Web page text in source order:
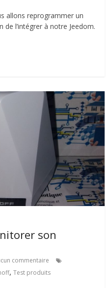
allons reprogrammer un
l’intégrer à notre Jeedom.
son
commentaire
,Test produits